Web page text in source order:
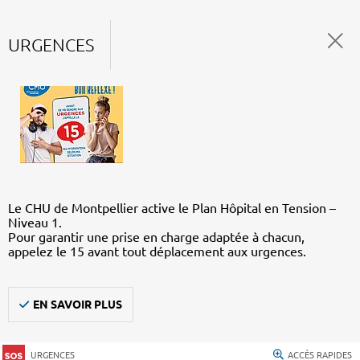
URGENCES
Le CHU de Montpellier active le Plan Hôpital en Tension –
Niveau 1.
Pour garantir une prise en charge adaptée à chacun,
appelez le 15 avant tout déplacement aux urgences.
EN SAVOIR PLUS
URGENCES ACCÈS RAPIDES